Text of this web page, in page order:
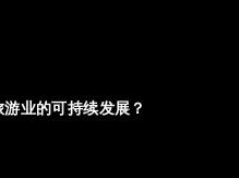
业的可持续发展？